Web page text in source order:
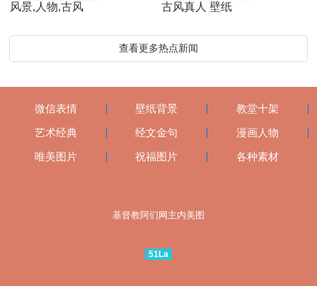
风景,人物,古风 古风真人 壁纸
查看更多热点新闻
微信表情 壁纸背景 教堂十架
艺术经典 经文金句 漫画人物
唯美图片 祝福图片 各种素材
基督教阿们网主内美图
51La